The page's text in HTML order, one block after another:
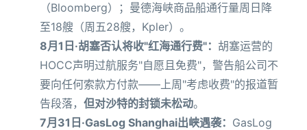
（Bloomberg）；曼德海峡商品船通行量周日降
至18艘（周五28艘，Kpler）。
8月1日·胡塞否认将收"红海通行费"： 胡塞运营的
HOCC声明过航服务"自愿且免费"，警告船公司不
要向任何索款方付款——上周"考虑收费"的报道暂
告段落， 但对沙特的封锁未松动。
7月31日·GasLog Shanghai出峡遇袭： GasLog